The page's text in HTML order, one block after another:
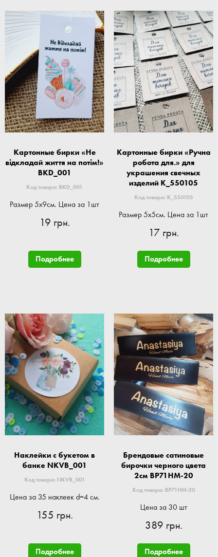
Картонные бирки «Не
відкладай життя на потім!»
BKD_001
Код товара: BKD_001
Размер 5x9см. Цена за 1шт
19 грн.
Подробнее
Картонные бирки «Ручна
робота для.» для
украшения свечных
изделий K_550105
Код товара: K_550105
Размер 5x5см. Цена за 1шт
17 грн.
Подробнее
Наклейки с букетом в
банке NKVB_001
Код товара: NKVB_001
Цена за 35 наклеек d=4 см.
155 грн.
Подробнее
Брендовые сатиновые
бирочки черного цвета
2см BP71HM-20
Код товара: BP71HM-20
Цена за 30 шт
389 грн.
Подробнее